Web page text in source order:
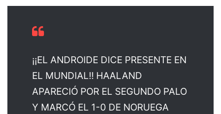
¡¡EL ANDROIDE DICE PRESENTE EN
EL MUNDIAL!! HAALAND
APARECIÓ POR EL SEGUNDO PALO
Y MARCÓ EL 1-0 DE NORUEGA